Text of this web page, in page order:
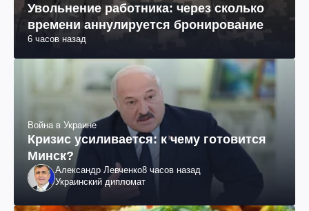
Увольнение работника: через сколько
времени аннулируется бронирование
6 часов назад
Война в Украине
Кризис усиливается: к чему готовится
Минск?
Александр Левченко8 часов назад
Украинский дипломат